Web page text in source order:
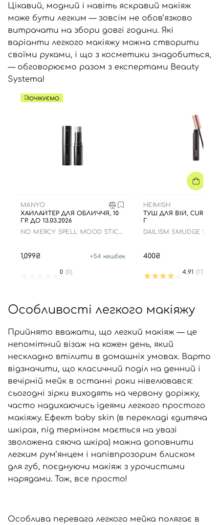
Цікавий, модний і навіть яскравий макіяж
може бути легким — зовсім не обов’язково
витрачати на збори довгі години. Які
варіанти легкого макіяжу можна створити
своїми руками, і що з косметики знадобиться,
— обговорюємо разом з експертами Beauty
Systema!
ОЧІКУЄМО
MANYO
ХАЙЛАЙТЕР ДЛЯ ОБЛИЧЧЯ, 10
ГР. ДО 13.03.2026
NO MERCY SPELL MOOD STICK
1,099₴ +54 кешбек
0 (0)
HEIMISH
ТУШ ДЛЯ ВІЙ, CURLING
Г
DAILISM SMUDGE STOP
400₴
4.91 (11)
Особливості легкого макіяжу
Прийнято вважати, що легкий макіяж — це
непомітний візаж на кожен день, який
нескладно втілити в домашніх умовах. Варто
відзначити, що класичний поділ на денний і
вечірній мейк в останні роки нівелювався:
сьогодні зірки виходять на червону доріжку,
часто надихаючись ідеями легкого простого
макіяжу. Ефект baby skin (в перекладі «дитяча
шкіра», під терміном мається на увазі
зволожена сяюча шкіра) можна доповнити
легким рум’янцем і напівпрозорим блиском
для губ, поєднуючи макіяж з урочистими
нарядами. Тож, все просто!
Особлива перевага легкого мейка полягає в